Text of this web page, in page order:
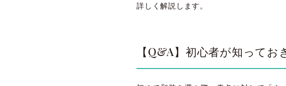
詳しく解説します。
【Q&A】初心者が知って